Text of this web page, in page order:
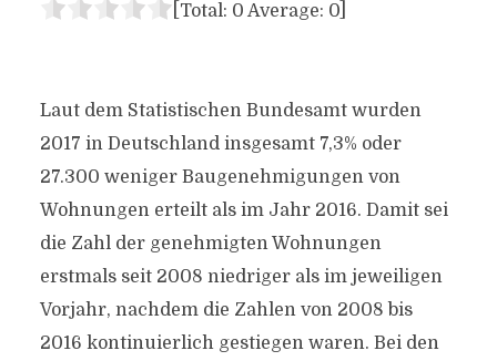
[Total: 0 Average: 0]
Laut dem Statistischen Bundesamt wurden
2017 in Deutschland insgesamt 7,3% oder
27.300 weniger Baugenehmigungen von
Wohnungen erteilt als im Jahr 2016. Damit sei
die Zahl der genehmigten Wohnungen
erstmals seit 2008 niedriger als im jeweiligen
Vorjahr, nachdem die Zahlen von 2008 bis
2016 kontinuierlich gestiegen waren. Bei den